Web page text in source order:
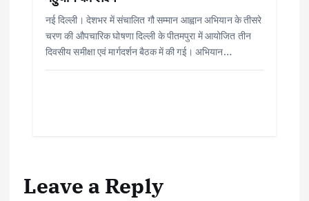
नई दिल्ली। देशभर में संचालित गौ सम्मान आह्वान अभियान के तीसरे
चरण की औपचारिक घोषणा दिल्ली के पीतमपुरा में आयोजित तीन
दिवसीय समीक्षा एवं मार्गदर्शन बैठक में की गई। अभियान…
Leave a Reply